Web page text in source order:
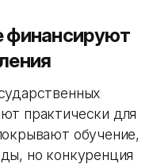
финансируют
практически для
обучение,
но конкуренция